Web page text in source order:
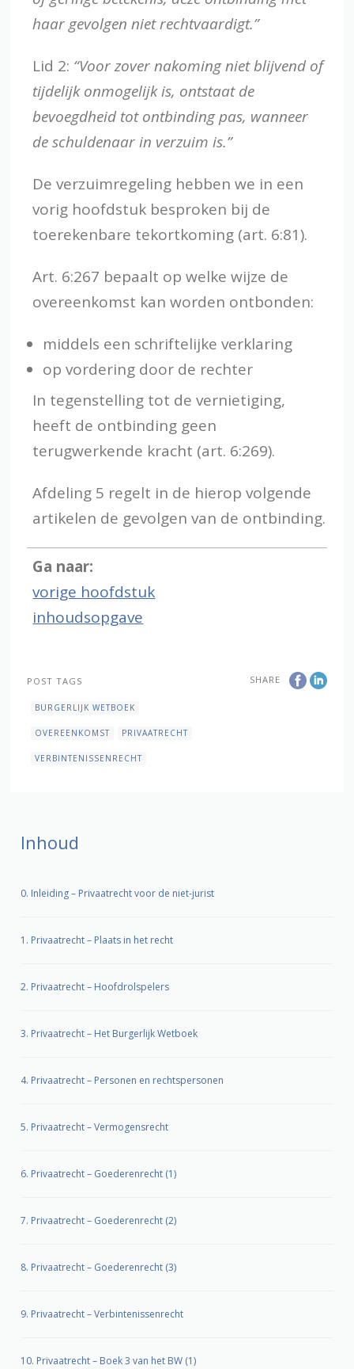
haar gevolgen niet rechtvaardigt.”
Lid 2: “Voor zover nakoming niet blijvend of
tijdelijk onmogelijk is, ontstaat de
bevoegdheid tot ontbinding pas, wanneer
de schuldenaar in verzuim is.”
De verzuimregeling hebben we in een
vorig hoofdstuk besproken bij de
toerekenbare tekortkoming (art. 6:81).
Art. 6:267 bepaalt op welke wijze de
overeenkomst kan worden ontbonden:
middels een schriftelijke verklaring
op vordering door de rechter
In tegenstelling tot de vernietiging,
heeft de ontbinding geen
terugwerkende kracht (art. 6:269).
Afdeling 5 regelt in de hierop volgende
artikelen de gevolgen van de ontbinding.
Ga naar:
vorige hoofdstuk
inhoudsopgave
SHARE
POST TAGS
BURGERLIJK WETBOEK
OVEREENKOMST PRIVAATRECHT
VERBINTENISSENRECHT
Inhoud
0. Inleiding – Privaatrecht voor de niet-jurist
1. Privaatrecht – Plaats in het recht
2. Privaatrecht – Hoofdrolspelers
3. Privaatrecht – Het Burgerlijk Wetboek
4. Privaatrecht – Personen en rechtspersonen
5. Privaatrecht – Vermogensrecht
6. Privaatrecht – Goederenrecht (1)
7. Privaatrecht – Goederenrecht (2)
8. Privaatrecht – Goederenrecht (3)
9. Privaatrecht – Verbintenissenrecht
10. Privaatrecht – Boek 3 van het BW (1)